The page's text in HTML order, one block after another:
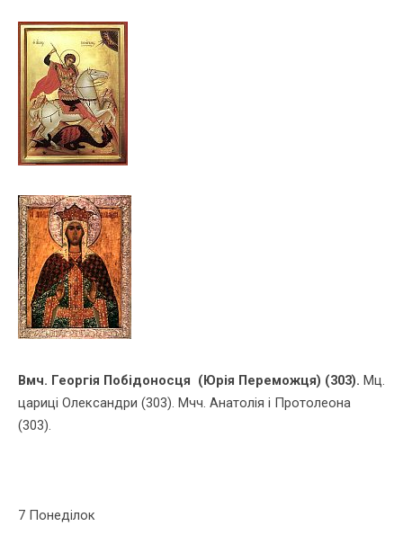
Вмч. Георгiя Побiдоносця (Юрія Переможця) (303). Мц.
цариці Олександри (303). Мчч. Анатолія і Протолеона
(303).
7 Понеділок